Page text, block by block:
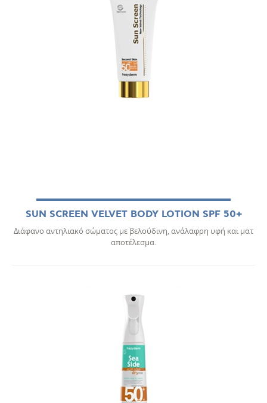
SUN SCREEN VELVET BODY LOTION SPF 50+
Διάφανο αντηλιακό σώματος με βελούδινη, ανάλαφρη υφή και ματ
αποτέλεσμα.